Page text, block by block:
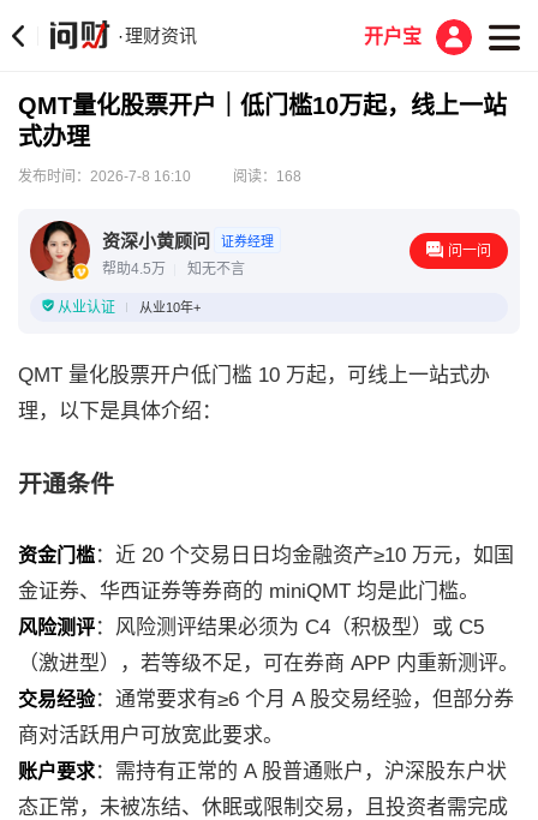
·理财资讯 开户宝
QMT量化股票开户｜低门槛10万起，线上一站
式办理
发布时间：2026-7-8 16:10 阅读：168
资深小黄顾问 证券经理
帮助4.5万 知无不言
问一问
从业认证 从业10年+
QMT 量化股票开户低门槛 10 万起，可线上一站式办
理，以下是具体介绍：
开通条件
资金门槛：近 20 个交易日日均金融资产≥10 万元，如国
金证券、华西证券等券商的 miniQMT 均是此门槛。
风险测评：风险测评结果必须为 C4（积极型）或 C5
（激进型），若等级不足，可在券商 APP 内重新测评。
交易经验：通常要求有≥6 个月 A 股交易经验，但部分券
商对活跃用户可放宽此要求。
账户要求：需持有正常的 A 股普通账户，沪深股东户状
态正常，未被冻结、休眠或限制交易，且投资者需完成